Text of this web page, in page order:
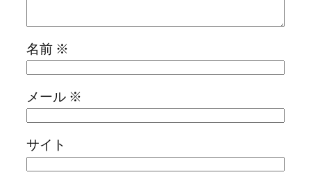
名前 ※
メール ※
サイト